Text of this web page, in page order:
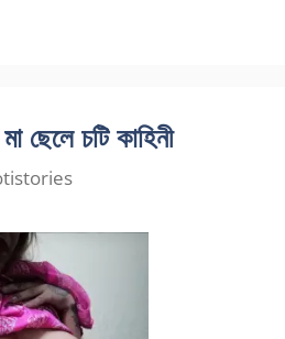
ছেলে চটি কাহিনী